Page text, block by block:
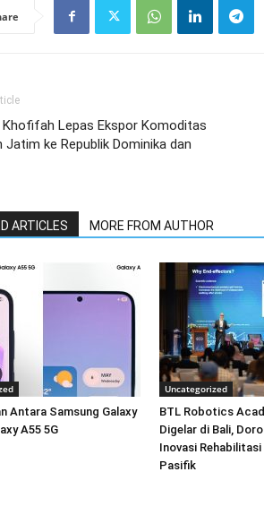
Khofifah Lepas Ekspor Komoditas
Jatim ke Republik Dominika dan
ARTICLES MORE FROM AUTHOR
Antara Samsung Galaxy
A55 5G
Uncategorized
BTL Robotics
Digelar di Bali,
Inovasi
Pasifik